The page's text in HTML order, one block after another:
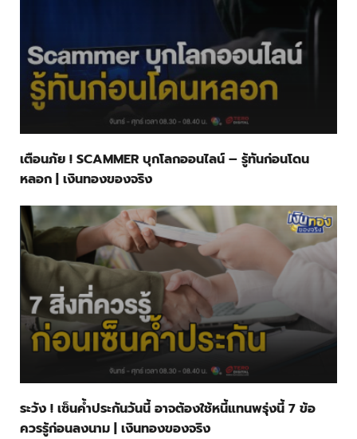
เตือนภัย ! SCAMMER บุกโลกออนไลน์ – รู้ทันก่อนโดน
หลอก | เงินทองของจริง
ระวัง ! เซ็นค้ำประกันวันนี้ อาจต้องใช้หนี้แทนพรุ่งนี้ 7 ข้อ
ควรรู้ก่อนลงนาม | เงินทองของจริง